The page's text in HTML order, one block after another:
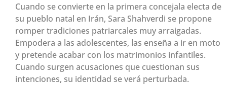
Cuando se convierte en la primera concejala electa de
su pueblo natal en Irán, Sara Shahverdi se propone
romper tradiciones patriarcales muy arraigadas.
Empodera a las adolescentes, las enseña a ir en moto
y pretende acabar con los matrimonios infantiles.
Cuando surgen acusaciones que cuestionan sus
intenciones, su identidad se verá perturbada.